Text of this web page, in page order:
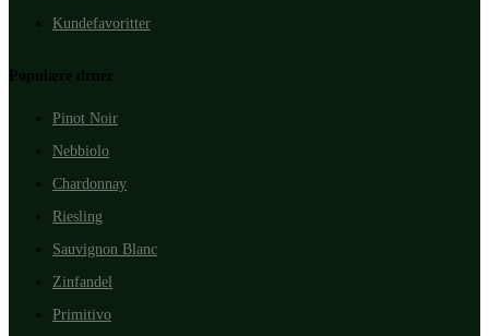
Kundefavoritter
Populære druer
Pinot Noir
Nebbiolo
Chardonnay
Riesling
Sauvignon Blanc
Zinfandel
Primitivo